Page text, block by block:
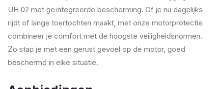
UH 02 met geïntegreerde bescherming. Of je nu dagelijks
rijdt of lange toertochten maakt, met onze motorprotectie
combineer je comfort met de hoogste veiligheidsnormen.
Zo stap je met een gerust gevoel op de motor, goed
beschermd in elke situatie.